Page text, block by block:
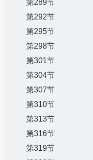
第289节
第292节
第295节
第298节
第301节
第304节
第307节
第310节
第313节
第316节
第319节